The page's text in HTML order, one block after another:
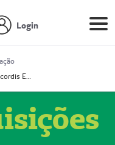
Login
Prestador Decordis Exames Cardiológicos LTDA (51004347-4)